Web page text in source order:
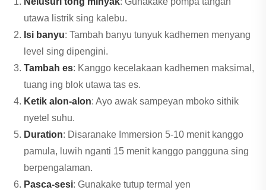
utawa listrik sing kalebu.
Isi banyu: Tambah banyu tunyuk kadhemen menyang
level sing dipengini.
Tambah es: Kanggo kecelakaan kadhemen maksimal,
tuang ing blok utawa tas es.
Ketik alon-alon: Ayo awak sampeyan mboko sithik
nyetel suhu.
Duration: Disaranake Immersion 5-10 menit kanggo
pamula, luwih nganti 15 menit kanggo pangguna sing
berpengalaman.
Pasca-sesi: Gunakake tutup termal yen